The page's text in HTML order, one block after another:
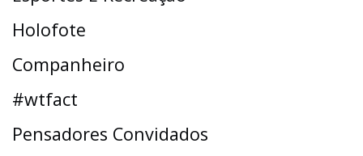
Holofote
Companheiro
#wtfact
Pensadores Convidados